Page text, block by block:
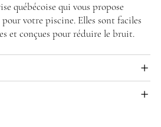
québécoise qui vous propose
votre piscine. Elles sont faciles
et conçues pour réduire le bruit.